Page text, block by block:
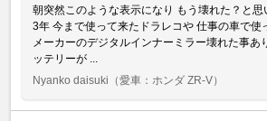
朝突然このような表示になり もう壊れた？と思
3年 今まで使って来たドラレコや 仕事の車で使
メーカーのデジタルインナーミラー壊れた事あ
ッテリーが ...
Nyanko daisuki （愛車：ホンダ ZR-V）